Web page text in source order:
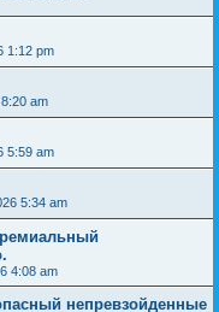
1:12 pm
am
5:59 am
5:34 am
4:08 am
непревзойденные